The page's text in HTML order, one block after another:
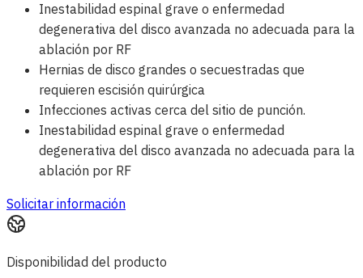
Inestabilidad espinal grave o enfermedad
degenerativa del disco avanzada no adecuada para la
ablación por RF
Hernias de disco grandes o secuestradas que
requieren escisión quirúrgica
Infecciones activas cerca del sitio de punción.
Inestabilidad espinal grave o enfermedad
degenerativa del disco avanzada no adecuada para la
ablación por RF
Solicitar información
Disponibilidad del producto